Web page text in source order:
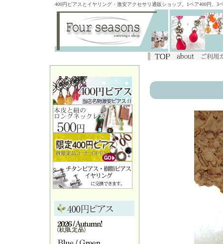
400円ピアスとイヤリング・激安アクセサリ通販ショップ。1ペア400円、